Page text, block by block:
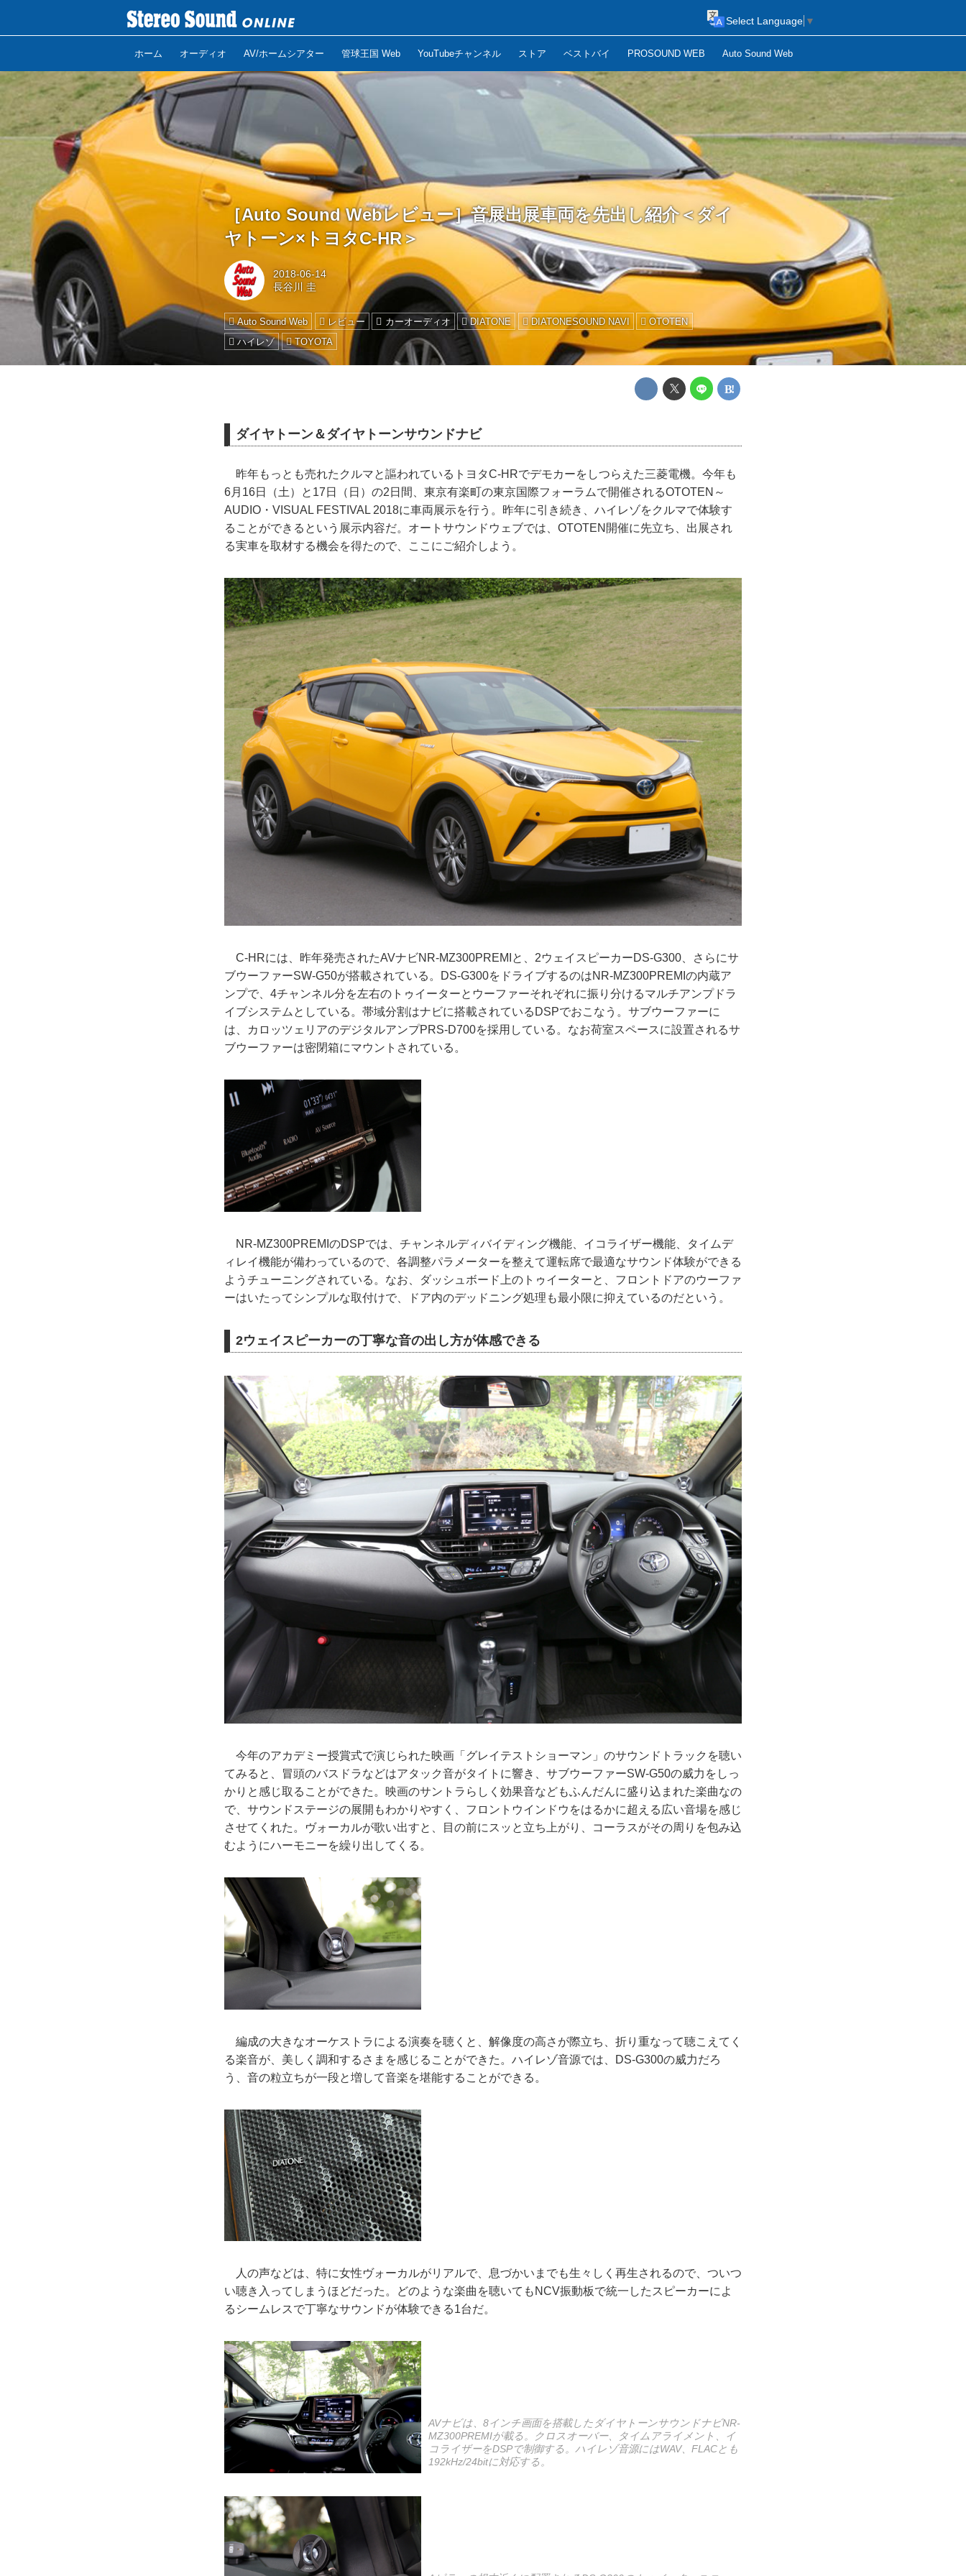
ホーム オーディオ AV/ホームシアター 管球王国 Web YouTubeチャンネル ストア ベストバイ PROSOUND WEB Auto Sound Web
Select Language ▼
［Auto Sound Webレビュー］音展出展車両を先出し紹介＜ダイ
ヤトーン×トヨタC-HR＞
2018-06-14
長谷川 圭
Auto Sound Web レビュー カーオーディオ DIATONE DIATONESOUND NAVI
OTOTEN
ハイレゾ
TOYOTA
ダイヤトーン＆ダイヤトーンサウンドナビ
昨年もっとも売れたクルマと謳われているトヨタC-HRでデモカーをしつらえた三菱電機。今年も
6月16日（土）と17日（日）の2日間、東京有楽町の東京国際フォーラムで開催されるOTOTEN～
AUDIO・VISUAL FESTIVAL 2018に車両展示を行う。昨年に引き続き、ハイレゾをクルマで体験す
ることができるという展示内容だ。オートサウンドウェブでは、OTOTEN開催に先立ち、出展され
る実車を取材する機会を得たので、ここにご紹介しよう。
C-HRには、昨年発売されたAVナビNR-MZ300PREMIと、2ウェイスピーカーDS-G300、さらにサ
ブウーファーSW-G50が搭載されている。DS-G300をドライブするのはNR-MZ300PREMIの内蔵ア
ンプで、4チャンネル分を左右のトゥイーターとウーファーそれぞれに振り分けるマルチアンプドラ
イブシステムとしている。帯域分割はナビに搭載されているDSPでおこなう。サブウーファーに
は、カロッツェリアのデジタルアンプPRS-D700を採用している。なお荷室スペースに設置されるサ
ブウーファーは密閉箱にマウントされている。
NR-MZ300PREMIのDSPでは、チャンネルディバイディング機能、イコライザー機能、タイムデ
ィレイ機能が備わっているので、各調整パラメーターを整えて運転席で最適なサウンド体験ができる
ようチューニングされている。なお、ダッシュボード上のトゥイーターと、フロントドアのウーファ
ーはいたってシンプルな取付けで、ドア内のデッドニング処理も最小限に抑えているのだという。
2ウェイスピーカーの丁寧な音の出し方が体感できる
今年のアカデミー授賞式で演じられた映画「グレイテストショーマン」のサウンドトラックを聴い
てみると、冒頭のバスドラなどはアタック音がタイトに響き、サブウーファーSW-G50の威力をしっ
かりと感じ取ることができた。映画のサントラらしく効果音などもふんだんに盛り込まれた楽曲なの
で、サウンドステージの展開もわかりやすく、フロントウインドウをはるかに超える広い音場を感じ
させてくれた。ヴォーカルが歌い出すと、目の前にスッと立ち上がり、コーラスがその周りを包み込
むようにハーモニーを繰り出してくる。
編成の大きなオーケストラによる演奏を聴くと、解像度の高さが際立ち、折り重なって聴こえてく
る楽音が、美しく調和するさまを感じることができた。ハイレゾ音源では、DS-G300の威力だろ
う、音の粒立ちが一段と増して音楽を堪能することができる。
人の声などは、特に女性ヴォーカルがリアルで、息づかいまでも生々しく再生されるので、ついつ
い聴き入ってしまうほどだった。どのような楽曲を聴いてもNCV振動板で統一したスピーカーによ
るシームレスで丁寧なサウンドが体験できる1台だ。
AVナビは、8インチ画面を搭載したダイヤトーンサウンドナビNR-
MZ300PREMIが載る。クロスオーバー、タイムアライメント、イ
コライザーをDSPで制御する。ハイレゾ音源にはWAV、FLACとも
192kHz/24bitに対応する。